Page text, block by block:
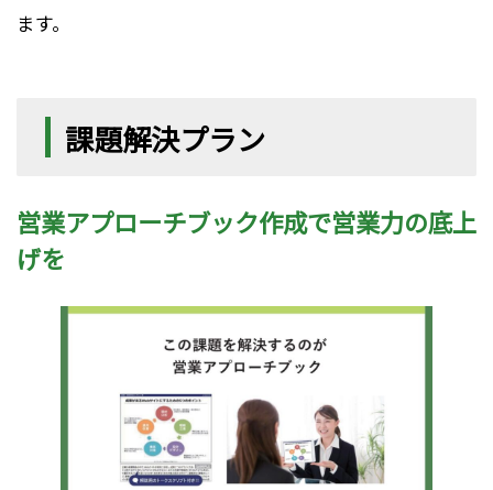
ます。
課題解決プラン
営業アプローチブック作成で営業力の底上
げを